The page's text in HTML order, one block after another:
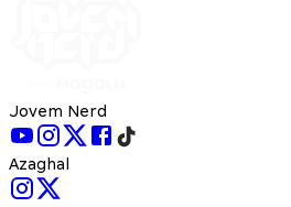
Jovem Nerd
Azaghal